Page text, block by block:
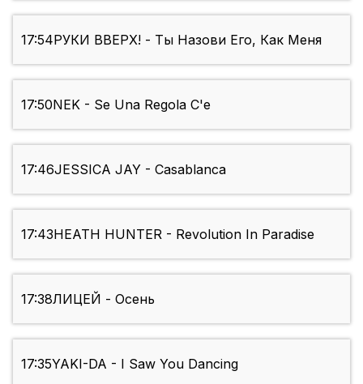
17:54РУКИ ВВЕРХ! - Ты Назови Его, Как Меня
17:50NEK - Se Una Regola C'e
17:46JESSICA JAY - Casablanca
17:43HEATH HUNTER - Revolution In Paradise
17:38ЛИЦЕЙ - Осень
17:35YAKI-DA - I Saw You Dancing